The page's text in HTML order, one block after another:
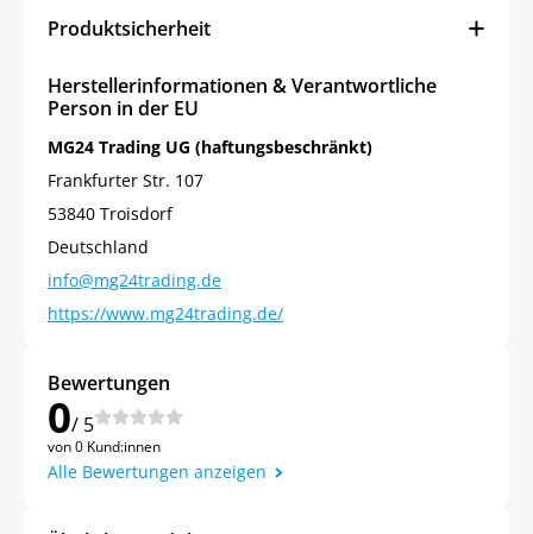
Produktsicherheit
Herstellerinformationen & Verantwortliche
Person in der EU
MG24 Trading UG (haftungsbeschränkt)
Frankfurter Str. 107
53840 Troisdorf
Deutschland
info@mg24trading.de
https://www.mg24trading.de/
Bewertungen
0/ 5
von 0 Kund:innen
Alle Bewertungen anzeigen